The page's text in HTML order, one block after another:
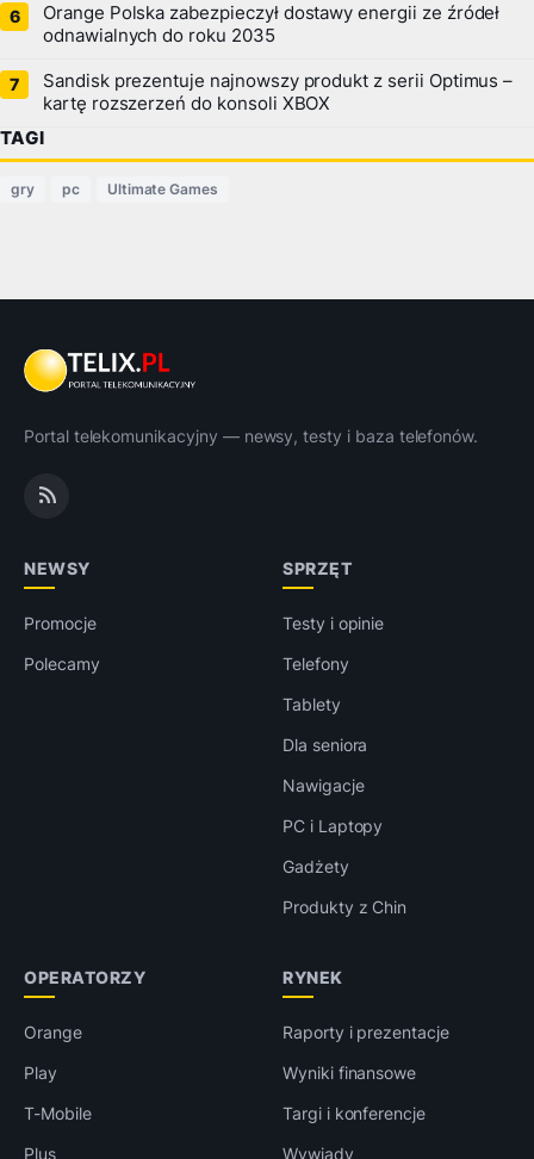
Orange Polska zabezpieczył dostawy energii ze źródeł
odnawialnych do roku 2035
Sandisk prezentuje najnowszy produkt z serii Optimus –
kartę rozszerzeń do konsoli XBOX
TAGI
gry pc Ultimate Games
Portal telekomunikacyjny — newsy, testy i baza telefonów.
NEWSY
Promocje
Polecamy
SPRZĘT
Testy i opinie
Telefony
Tablety
Dla seniora
Nawigacje
PC i Laptopy
Gadżety
Produkty z Chin
OPERATORZY
Orange
Play
T-Mobile
Plus
RYNEK
Raporty i prezentacje
Wyniki finansowe
Targi i konferencje
Wywiady